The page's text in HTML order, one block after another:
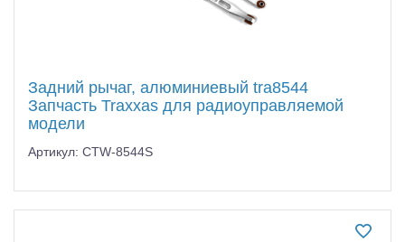
Задний рычаг, алюминиевый tra8544
Запчасть Traxxas для радиоуправляемой
модели
Артикул: CTW-8544S